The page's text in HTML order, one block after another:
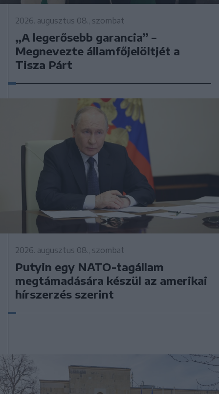
2026. augusztus 08., szombat
„A legerősebb garancia” –
Megnevezte államfőjelöltjét a
Tisza Párt
2026. augusztus 08., szombat
Putyin egy NATO-tagállam
megtámadására készül az amerikai
hírszerzés szerint